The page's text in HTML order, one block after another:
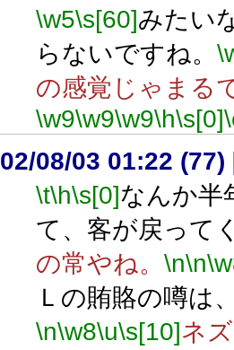
\w5\s[60]みたい
らないですね。
の感覚じゃまる
\w9\w9\w9\h\s[0]
02/08/03 01:22 (77)
\t\h\s[0]なんか半
て、客が戻って
の常やね。 \n\n
Ｌの賄賂の噂は
\n\w8\u\s[10]ネ